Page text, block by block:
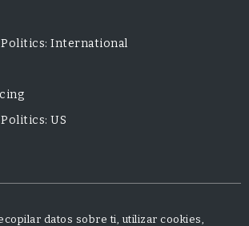
Politics: International
US
datos sobre ti, utilizar cookies,